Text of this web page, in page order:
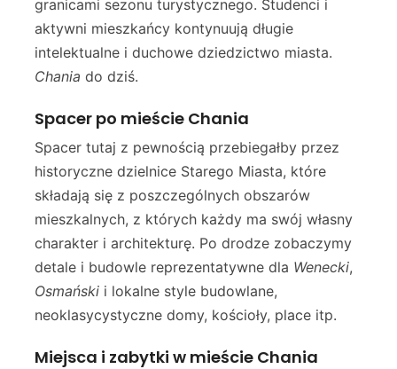
granicami sezonu turystycznego. Studenci i
aktywni mieszkańcy kontynuują długie
intelektualne i duchowe dziedzictwo miasta.
Chania do dziś.
Spacer po mieście Chania
Spacer tutaj z pewnością przebiegałby przez
historyczne dzielnice Starego Miasta, które
składają się z poszczególnych obszarów
mieszkalnych, z których każdy ma swój własny
charakter i architekturę. Po drodze zobaczymy
detale i budowle reprezentatywne dla Wenecki,
Osmański i lokalne style budowlane,
neoklasycystyczne domy, kościoły, place itp.
Miejsca i zabytki w mieście Chania